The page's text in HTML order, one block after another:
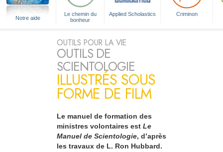
Notre aide
Le chemin du
bonheur
Applied Scholastics Criminon
OUTILS POUR LA VIE
OUTILS DE
SCIENTOLOGIE
ILLUSTRÉS SOUS
FORME DE FILM
Le manuel de formation des
ministres volontaires est Le
Manuel de Scientologie, d’après
les travaux de L. Ron Hubbard.